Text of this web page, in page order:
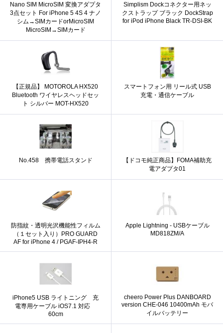
Nano SIM MicroSIM 変換アダプタ
3点セット For iPhone 5 4S 4 ナノ
シム→SIMカードorMicroSIM
MicroSIM→SIMカード
Simplism Dockコネクター用ネッ
クストラップ ブラック DockStrap
for iPod iPhone Black TR-DSI-BK
【正規品】 MOTOROLA HX520
Bluetooth ワイヤレスヘッドセッ
ト シルバー MOT-HX520
スマートフォン用 リール式 USB
充電・通信ケーブル
No.458 携帯電話スタンド
【ドコモ純正商品】FOMA補助充
電アダプタ01
防指紋・透明光沢機能性フィルム
（１セット入り）PRO GUARD
AF for iPhone 4 / PGAF-IPH4-R
Apple Lightning - USBケーブル
MD818ZM/A
iPhone5 USB ライトニング 充
電専用ケーブル iOS7.1 対応
60cm
cheero Power Plus DANBOARD
version CHE-046 10400mAh モバ
イルバッテリー